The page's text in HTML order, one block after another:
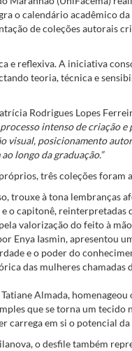
o calendário acadêmico
de coleções autorais
e reflexiva. A iniciativa
teoria, técnica e
Rodrigues Lopes
processo intenso de criação
visual, posicionamento
longo da graduação.”
três coleções foram
trouxe à tona lembranças
o capitonê,
valorização do feito à
Enya Iasmin, apresentou
e o poder do
das mulheres
Almada,
que se torna um tecido
carrega em si o potencial
o desfile também